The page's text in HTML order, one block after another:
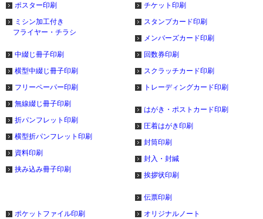
ポスター印刷
ミシン加工付き
フライヤー・チラシ
中綴じ冊子印刷
横型中綴じ冊子印刷
フリーペーパー印刷
無線綴じ冊子印刷
折パンフレット印刷
横型折パンフレット印刷
資料印刷
挟み込み冊子印刷
チケット印刷
スタンプカード印刷
メンバーズカード印刷
回数券印刷
スクラッチカード印刷
トレーディングカード印刷
はがき・ポストカード印刷
圧着はがき印刷
封筒印刷
封入・封緘
挨拶状印刷
伝票印刷
ポケットファイル印刷
オリジナルノート